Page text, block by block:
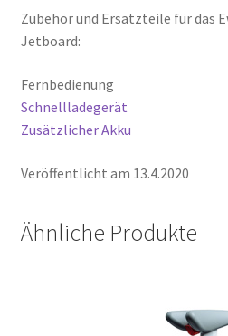
Zubehör und Ersatzteile für das
Jetboard:
Fernbedienung
Schnellladegerät
Zusätzlicher Akku
Veröffentlicht am 13.4.2020
Ähnliche Produkte